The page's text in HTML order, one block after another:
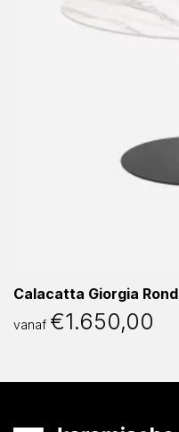
Calacatta Giorgia Rond
vanaf €1.650,00